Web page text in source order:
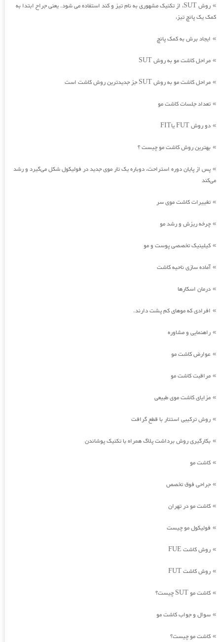
»
روش SUT، از تکنیک مشهوری به نام تیز و کند استفاده می شود. یعنی جراح ابتدا به
کمک یک پانچ تیز،
» ایجاد برش به کمک پانچ
» مراحل کاشت مو به روش SUT
» مراحل کاشت مو به روش SUT جز جدیدترین روش کاشت است
» تعداد جلسات کاشت مو
» دو روش FUT یاFIT
» بهترین روش کاشت مو چیست ؟
» پس از پایان دوره استراحت، دوباره یک تار موی جدید در فولیکول شکل می‌گیرد و رشد
می‌کند
» تغییرات کاشت موی سر
» چرخه ریزش و رشد مو
» کیلینیک تخصصی پوست و مو
»آماده سازی ناحیه کاشت
» درمان اسکارها
» افرادی که موهای کم پشت دارند.
» راهنمایی و مشاوره
» عوارض کاشت مو
» مراقبت کاشت مو
» مزایای کاشت موی طبیعی
» روش ترکیبی استتار با قطع گرافت
» بکارگیری روش برداشت پلاگ همراه با تکنیک پوشاندن
» کاشت مو
» جراحی فوق تخصص
» کاشت مو در تهران
» فولیکول مو چیست
» روش کاشت FUE
» روش کاشت FUT
» کاشت مو SUT چیست؟
» سوال و جواب کاشت مو
» کاشت مو چیست؟